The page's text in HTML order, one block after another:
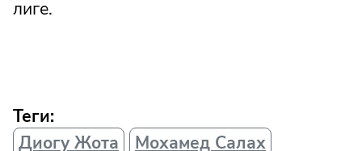
лиге.
Теги:
Диогу Жота
Мохамед Салах